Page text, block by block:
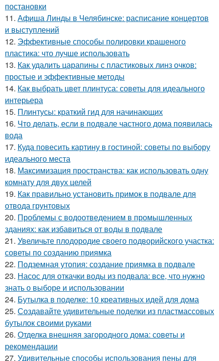
постановки
11. Афиша Линды в Челябинске: расписание концертов
и выступлений
12. Эффективные способы полировки крашеного
пластика: что лучше использовать
13. Как удалить царапины с пластиковых линз очков:
простые и эффективные методы
14. Как выбрать цвет плинтуса: советы для идеального
интерьера
15. Плинтусы: краткий гид для начинающих
16. Что делать, если в подвале частного дома появилась
вода
17. Куда повесить картину в гостиной: советы по выбору
идеального места
18. Максимизация пространства: как использовать одну
комнату для двух целей
19. Как правильно установить примок в подвале для
отвода грунтовых
20. Проблемы с водоотведением в промышленных
зданиях: как избавиться от воды в подвале
21. Увеличьте плодородие своего подворийского участка:
советы по созданию приямка
22. Подземная утопия: создание приямка в подвале
23. Насос для откачки воды из подвала: все, что нужно
знать о выборе и использовании
24. Бутылка в поделке: 10 креативных идей для дома
25. Создавайте удивительные поделки из пластмассовых
бутылок своими руками
26. Отделка внешняя загородного дома: советы и
рекомендации
27. Удивительные способы использования пены для